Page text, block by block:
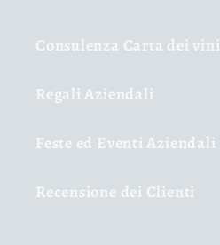
Consulenza Carta dei vini
Regali Aziendali
Feste ed Eventi Aziendali
Recensione dei Clienti